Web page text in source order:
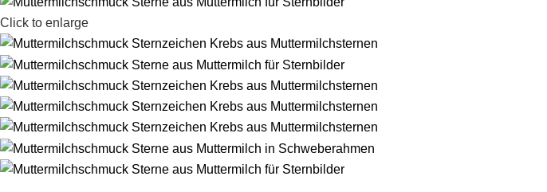
Click to enlarge